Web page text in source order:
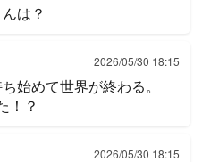
は？
2026/05/30 18:15
始めて世界が終わる。
！？
2026/05/30 18:15